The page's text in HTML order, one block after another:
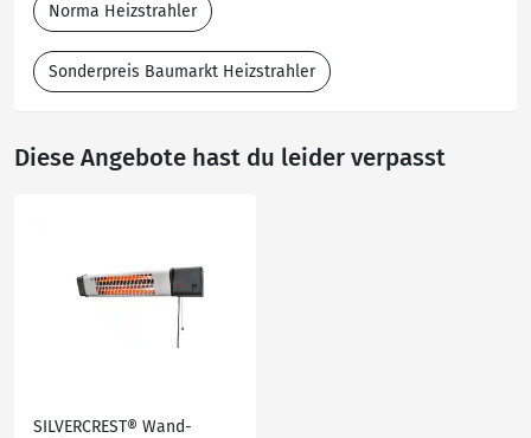
Norma Heizstrahler
Sonderpreis Baumarkt Heizstrahler
Diese Angebote hast du leider verpasst
SILVERCREST® Wand-